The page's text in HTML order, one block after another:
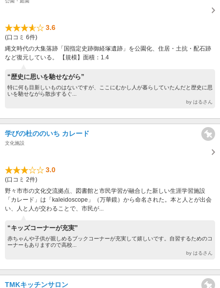
3.6
(口コミ 6件)
縄文時代の大集落跡「国指定史跡御経塚遺跡」を公園化、住居・土抗・配石跡
など復元している。 【規模】面積：1.4
“歴史に思いを馳せながら”
特に何も目新しいものはないですが、ここにむかし人が暮らしていたんだと歴史に思
いを馳せながら散歩するぐ...
by はるさん
学びの杜ののいち カレード
文化施設
3.0
(口コミ 2件)
野々市市の文化交流拠点、図書館と市民学習が融合した新しい生涯学習施設
「カレード」は「kaleidoscope」（万華鏡）から命名された。本と人とが出会
い、人と人が交わることで、市民が...
“キッズコーナーが充実”
赤ちゃんや子供が親しめるブックコーナーが充実して嬉しいです。自習するためのコ
ーナーもありますので高校...
by はるさん
TMKキッチンサロン